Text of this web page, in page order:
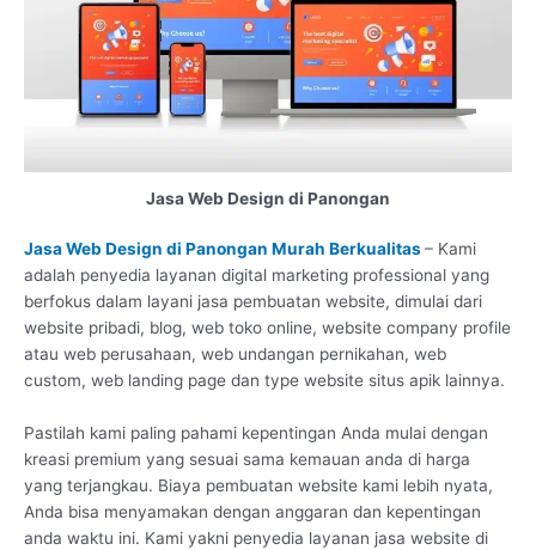
Jasa Web Design di Panongan
Jasa Web Design di Panongan Murah Berkualitas– Kami
adalah penyedia layanan digital marketing professional yang
berfokus dalam layani jasa pembuatan website, dimulai dari
website pribadi, blog, web toko online, website company profile
atau web perusahaan, web undangan pernikahan, web
custom, web landing page dan type website situs apik lainnya.
Pastilah kami paling pahami kepentingan Anda mulai dengan
kreasi premium yang sesuai sama kemauan anda di harga
yang terjangkau. Biaya pembuatan website kami lebih nyata,
Anda bisa menyamakan dengan anggaran dan kepentingan
anda waktu ini. Kami yakni penyedia layanan jasa website di